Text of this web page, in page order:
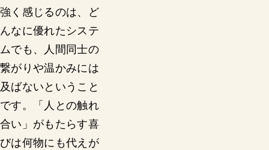
強く感じるのは、ど
んなに優れたシステ
ムでも、人間同士の
繋がりや温かみには
及ばないということ
です。「人との触れ
合い」がもたらす喜
びは何物にも代えが